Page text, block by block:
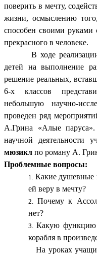
поверить в мечту,
жизни, осмыслению
способен своими руками
прекрасного в человеке.
В ходе реализации
детей на выполнение
решение реальных,
6-х классов
небольшую научно-
проведен ряд
А.Грина «Алые
научной деятельности
мюзикл по роману А.
Проблемные вопросы:
Какие душевные
ей веру в мечту?
Почему к
нет?
Какую функцию
корабля в
На уроках